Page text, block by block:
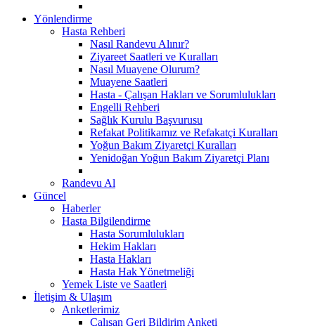
Yönlendirme
Hasta Rehberi
Nasıl Randevu Alınır?
Ziyareet Saatleri ve Kuralları
Nasıl Muayene Olurum?
Muayene Saatleri
Hasta - Çalışan Hakları ve Sorumlulukları
Engelli Rehberi
Sağlık Kurulu Başvurusu
Refakat Politikamız ve Refakatçi Kuralları
Yoğun Bakım Ziyaretçi Kuralları
Yenidoğan Yoğun Bakım Ziyaretçi Planı
Randevu Al
Güncel
Haberler
Hasta Bilgilendirme
Hasta Sorumlulukları
Hekim Hakları
Hasta Hakları
Hasta Hak Yönetmeliği
Yemek Liste ve Saatleri
İletişim & Ulaşım
Anketlerimiz
Çalışan Geri Bildirim Anketi